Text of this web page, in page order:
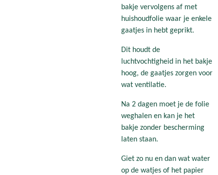
bakje vervolgens af met
huishoudfolie waar je enkele
gaatjes in hebt geprikt.
Dit houdt de
luchtvochtigheid in het bakje
hoog, de gaatjes zorgen voor
wat ventilatie.
Na 2 dagen moet je de folie
weghalen en kan je het
bakje zonder bescherming
laten staan.
Giet zo nu en dan wat water
op de watjes of het papier